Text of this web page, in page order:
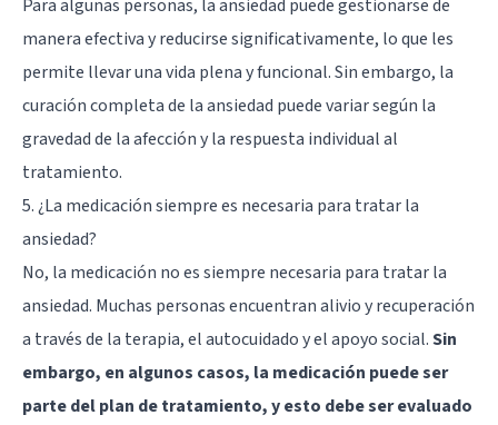
Para algunas personas, la ansiedad puede gestionarse de
manera efectiva y reducirse significativamente, lo que les
permite llevar una vida plena y funcional. Sin embargo, la
curación completa de la ansiedad puede variar según la
gravedad de la afección y la respuesta individual al
tratamiento.
5. ¿La medicación siempre es necesaria para tratar la
ansiedad?
No, la medicación no es siempre necesaria para tratar la
ansiedad. Muchas personas encuentran alivio y recuperación
a través de la terapia, el autocuidado y el apoyo social.Sin
embargo, en algunos casos, la medicación puede ser
parte del plan de tratamiento, y esto debe ser evaluado